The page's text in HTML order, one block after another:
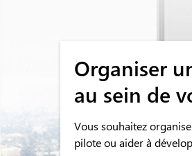
Organiser
au sein de
Vous souhaitez
pilote ou aider à